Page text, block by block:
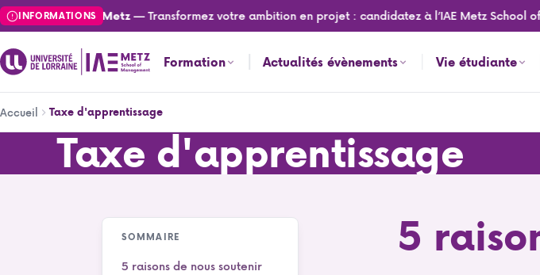
Aller
au
contenu
principal
INFORMATIONS
de l'IAE Metz— Transformez votre ambition en projet : candidatez à l’IAE Metz School of
Formation Actualités évènements Vie étudiante
d'Ariane
Accueil Taxe d'apprentissage
Taxe d'apprentissage
Taxe d'apprentissage
SOMMAIRE
5 raisons de nous soutenir
5